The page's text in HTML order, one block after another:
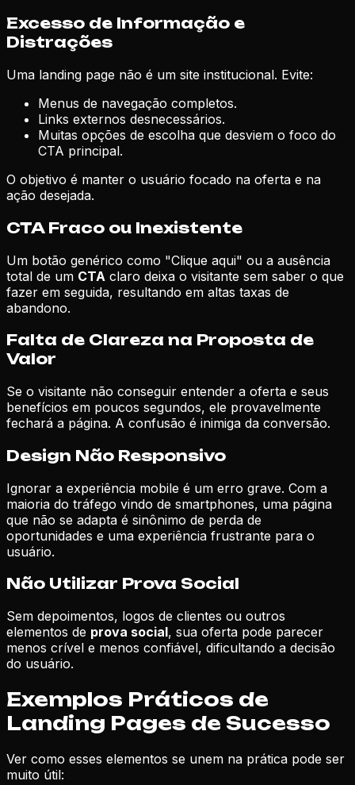
Excesso de Informação e
Distrações
Uma landing page não é um site institucional. Evite:
Menus de navegação completos.
Links externos desnecessários.
Muitas opções de escolha que desviem o foco do
CTA principal.
O objetivo é manter o usuário focado na oferta e na
ação desejada.
CTA Fraco ou Inexistente
Um botão genérico como "Clique aqui" ou a ausência
total de um CTA claro deixa o visitante sem saber o que
fazer em seguida, resultando em altas taxas de
abandono.
Falta de Clareza na Proposta de
Valor
Se o visitante não conseguir entender a oferta e seus
benefícios em poucos segundos, ele provavelmente
fechará a página. A confusão é inimiga da conversão.
Design Não Responsivo
Ignorar a experiência mobile é um erro grave. Com a
maioria do tráfego vindo de smartphones, uma página
que não se adapta é sinônimo de perda de
oportunidades e uma experiência frustrante para o
usuário.
Não Utilizar Prova Social
Sem depoimentos, logos de clientes ou outros
elementos de prova social, sua oferta pode parecer
menos crível e menos confiável, dificultando a decisão
do usuário.
Exemplos Práticos de
Landing Pages de Sucesso
Ver como esses elementos se unem na prática pode ser
muito útil: